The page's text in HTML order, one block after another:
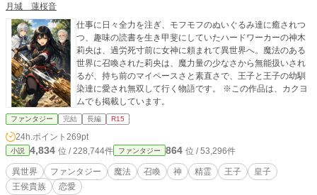
月城 蓮桜音
仕事に日々全力を注ぎ、モフモフのぬいぐるみ達に癒されつ
つ、趣味の読書を生き甲斐にしていたハードワーカーの神木
莉央は、過労死寸前に女神に頼まれて異世界へ。魔法のある
世界に召喚された莉央は、魔力量の少なさから無能扱いされ
るが、持ち前のマイペースさと素直さで、王子と王子の幼馴
染達に愛され無双して行く物語です。 ※この作品は、カクヨ
ムでも掲載しています。
ファンタジー 完結 長編 R15
24h.ポイント 269pt
小説 4,834 位 / 228,744件 ファンタジー 864 位 / 53,296件
異世界 ファンタジー 魔法 召喚 神 精霊 王子
皇子
王侯貴族
恋愛